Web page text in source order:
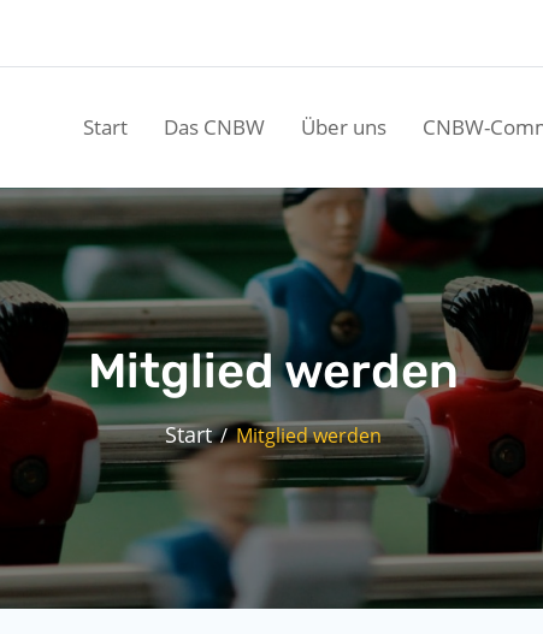
Start Das CNBW Über uns CNBW-
Mitglied werden
Start Mitglied werden